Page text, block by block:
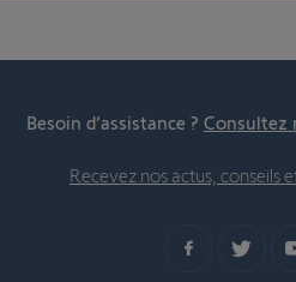
Besoin d’assistance ? Consultez
Recevez nos actus, conseils